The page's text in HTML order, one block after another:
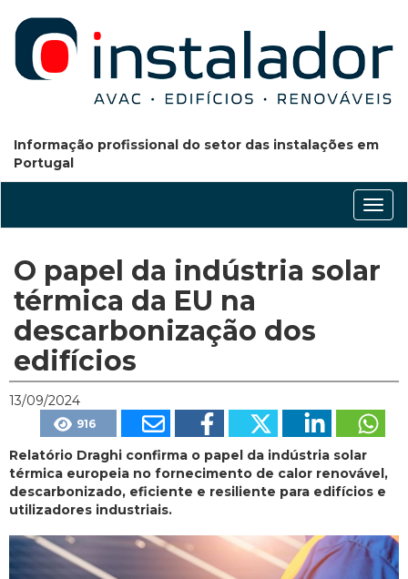
Informação profissional do setor das instalações em
Portugal
O papel da indústria solar
térmica da EU na
descarbonização dos
edifícios
13/09/2024
916
Relatório Draghi confirma o papel da indústria solar
térmica europeia no fornecimento de calor renovável,
descarbonizado, eficiente e resiliente para edifícios e
utilizadores industriais.